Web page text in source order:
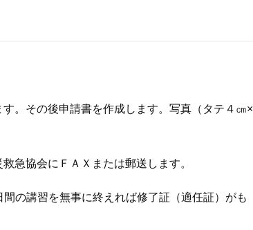
。その後申請書を作成します。写真（タテ４㎝×
急協会にＦＡＸまたは郵送します。
の講習を無事に終えれば修了証（適任証）がも